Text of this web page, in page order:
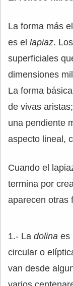
La forma más
es el lapiaz.
superficiales
dimensiones
La forma
de vivas
una pendiente
aspecto lineal,
Cuando el
termina por
aparecen otras
1.- La dolina es
circular o
van desde